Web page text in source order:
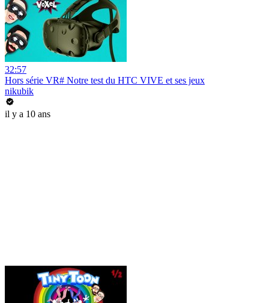
32:57
Hors série VR# Notre test du HTC VIVE et ses jeux
nikubik
il y a 10 ans